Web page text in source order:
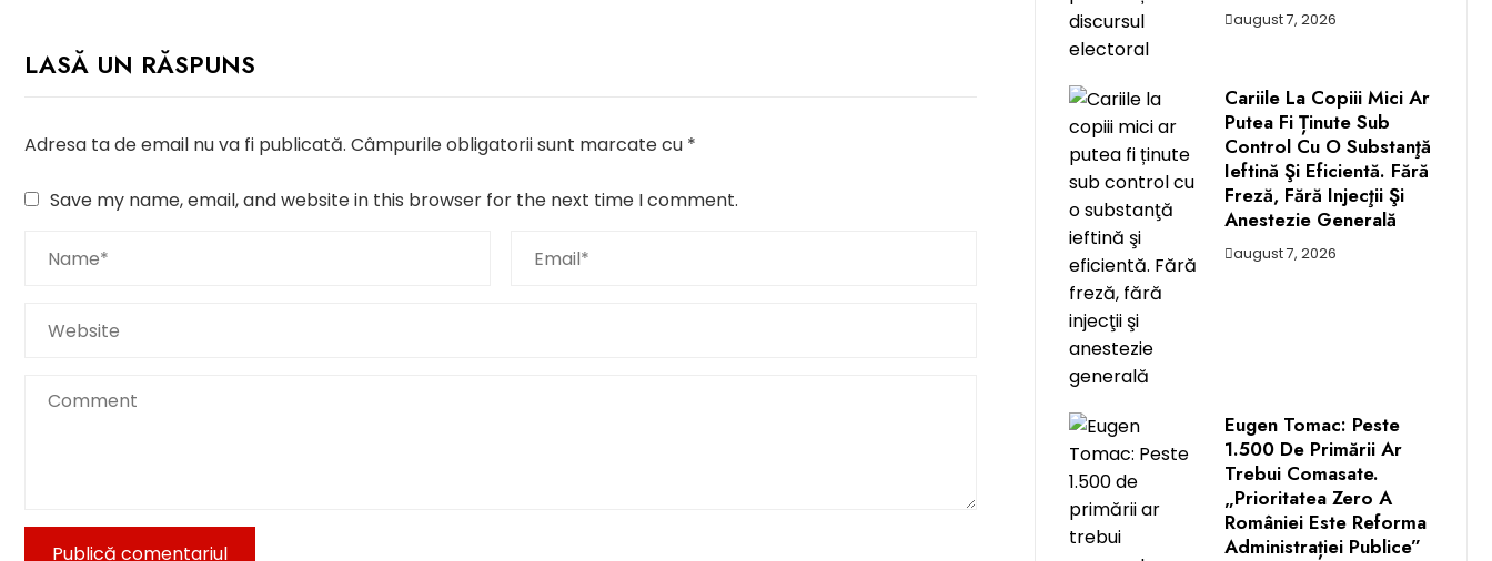
LASĂ UN RĂSPUNS
Adresa ta de email nu va fi publicată. Câmpurile obligatorii sunt marcate cu *
Save my name, email, and website in this browser for the next time I comment.
august 7, 2026
Cariile La Copiii Mici Ar
Putea Fi Ținute Sub
Control Cu O Substanţă
Ieftină Şi Eficientă. Fără
Freză, Fără Injecţii Şi
Anestezie Generală
august 7, 2026
Eugen Tomac: Peste
1.500 De Primării Ar
Trebui Comasate.
„Prioritatea Zero A
României Este Reforma
Administrației Publice”